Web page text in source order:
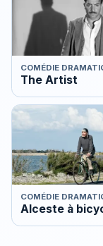
COMÉDIE
The Artist
COMÉDIE
Alceste à